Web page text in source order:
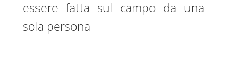
essere fatta sul campo da una
sola persona